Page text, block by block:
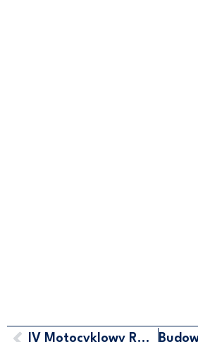
IV Motocyklowy Rajd Piaśnicki